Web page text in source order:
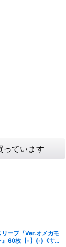
っています
リーブ『Ver.オメガモ
』60枚【-】{-}《サプ